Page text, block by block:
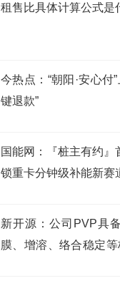
租售比具体计算公式是
今热点：“朝阳·安心付
键退款”
国能网：『桩主有约』
锁重卡分钟级补能新赛
新开源：公司PVP具
膜、增溶、络合稳定